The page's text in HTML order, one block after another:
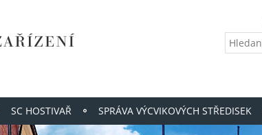
SC HOSTIVAŘ SPRÁVA VÝCVIKOVÝCH STŘEDISEK